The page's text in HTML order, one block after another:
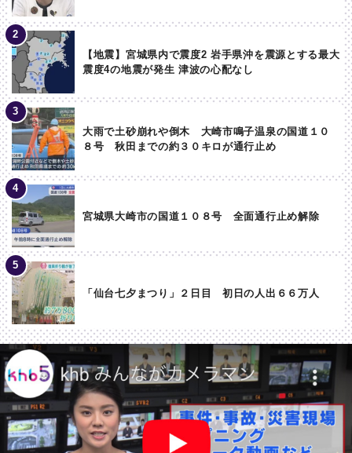
【地震】宮城県内で震度2 岩手県沖を震源とする最大
震度4の地震が発生 津波の心配なし
大雨で土砂崩れや倒木 大崎市鳴子温泉の国道１０
８号 秋田までの約３０キロが通行止め
宮城県大崎市の国道１０８号 全面通行止め解除
「仙台七夕まつり」２日目 初日の人出６６万人